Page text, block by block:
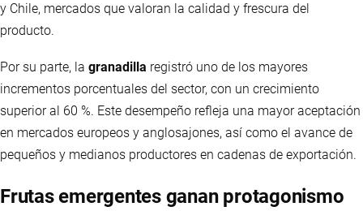
y Chile, mercados que valoran la calidad y frescura del
producto.
Por su parte, la granadilla registró uno de los mayores
incrementos porcentuales del sector, con un crecimiento
superior al 60 %. Este desempeño refleja una mayor aceptación
en mercados europeos y anglosajones, así como el avance de
pequeños y medianos productores en cadenas de exportación.
Frutas emergentes ganan protagonismo